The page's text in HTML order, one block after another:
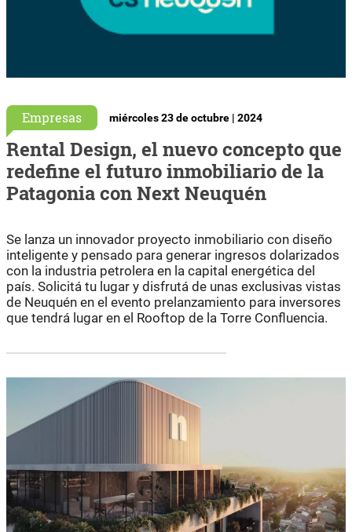
Empresas miércoles 23 de octubre | 2024
Rental Design, el nuevo concepto que
redefine el futuro inmobiliario de la
Patagonia con Next Neuquén
Se lanza un innovador proyecto inmobiliario con diseño
inteligente y pensado para generar ingresos dolarizados
con la industria petrolera en la capital energética del
país. Solicitá tu lugar y disfrutá de unas exclusivas vistas
de Neuquén en el evento prelanzamiento para inversores
que tendrá lugar en el Rooftop de la Torre Confluencia.